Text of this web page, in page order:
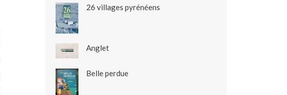
26 villages pyrénéens
Anglet
Belle perdue